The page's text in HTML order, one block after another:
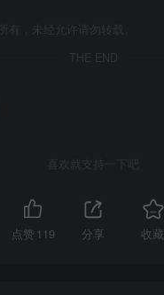
有，未经允许请勿转载。
THE END
喜欢就支持一下吧
点赞 119 分享 收藏